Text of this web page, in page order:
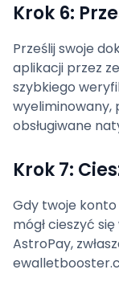
Krok 6:
Prześlij swoje
aplikacji przez
szybkiego
wyeliminowany,
obsługiwane
Krok 7:
Gdy twoje
mógł cieszyć
AstroPay,